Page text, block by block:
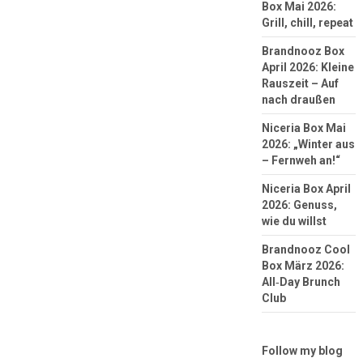
Box Mai 2026:
Grill, chill, repeat
Brandnooz Box
April 2026: Kleine
Rauszeit – Auf
nach draußen
Niceria Box Mai
2026: „Winter aus
– Fernweh an!“
Niceria Box April
2026: Genuss,
wie du willst
Brandnooz Cool
Box März 2026:
All‑Day Brunch
Club
Follow my blog